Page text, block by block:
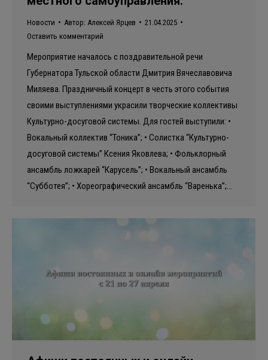
Новости Автор: Алексей Ярцев
21.04.2025
Оставить комментарий
Мероприятие началось с поздравительной речи
Губернатора Тульской области Дмитрия Вячеславовича
Миляева. Праздничный концерт в честь этого события
своими выступлениями украсили творческие коллективы
Культурно-досуговой системы. Для гостей выступили: •
Вокальный коллектив “Тоника”; • Солистка “Культурно-
досуговой системы” Ксения Яковлева; • Фольклорный
ансамбль ложкарей “Карусель”; • Вокальный ансамбль
“Субботея”; • Хореографический ансамбль “Варенька”;…